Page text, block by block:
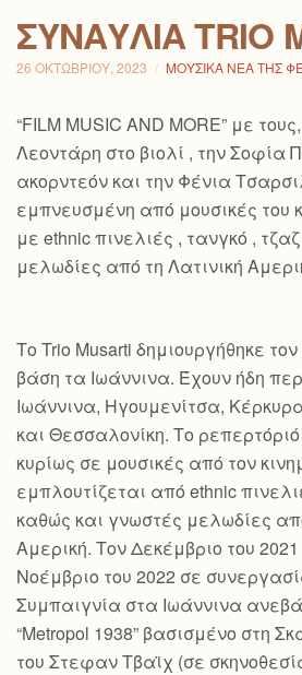
ΣΥΝΑΥΛΊΑ TRIO
26 ΟΚΤΩΒΡΊΟΥ, 2023 ΜΟΥΣΙΚΆ ΝΈΑ ΤΗΣ
“FILM MUSIC AND MORE” με
Λεοντάρη στο βιολί , την Σοφία
ακορντεόν και την Φένια
εμπνευσμένη από μουσικές του
με ethnic πινελιές , τανγκό ,
μελωδίες από τη Λατινική
Το Trio Musarti δημιουργήθηκε τον
βάση τα Ιωάννινα. Έχουν ήδη
Ιωάννινα, Ηγουμενίτσα,
και Θεσσαλονίκη. Το ρεπερτόριό
κυρίως σε μουσικές από τον
εμπλουτίζεται από ethnic
καθώς και γνωστές μελωδίες
Αμερική. Τον Δεκέμβριο του
Νοέμβριο του 2022 σε
Συμπαιγνία στα Ιωάννινα
“Metropol 1938” βασισμένο στη
του Στεφαν Τβαϊχ (σε